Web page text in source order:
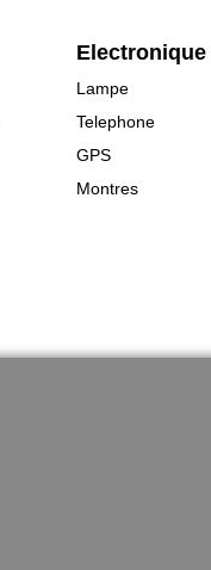
Electronique
Lampe
Telephone
GPS
Montres